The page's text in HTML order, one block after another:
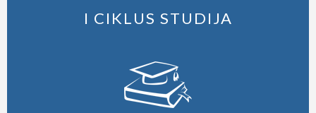
I CIKLUS STUDIJA